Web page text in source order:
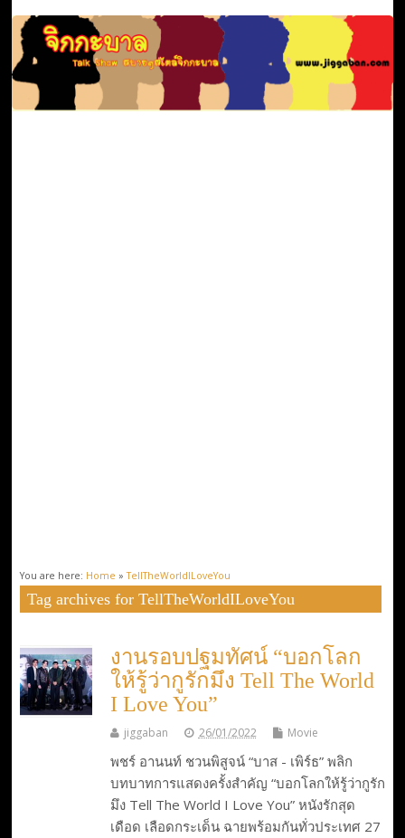
You are here: Home »TellTheWorldILoveYou
Tag archives for TellTheWorldILoveYou
งานรอบปฐมทัศน์ “บอกโลก
ให้รู้ว่ากูรักมึง Tell The World
I Love You”
jiggaban 26/01/2022 Movie
พชร์ อานนท์ ชวนพิสูจน์ “บาส - เพิร์ธ” พลิก
บทบาทการแสดงครั้งสำคัญ “บอกโลกให้รู้ว่ากูรัก
มึง Tell The World I Love You” หนังรักสุด
เดือด เลือดกระเด็น ฉายพร้อมกันทั่วประเทศ 27